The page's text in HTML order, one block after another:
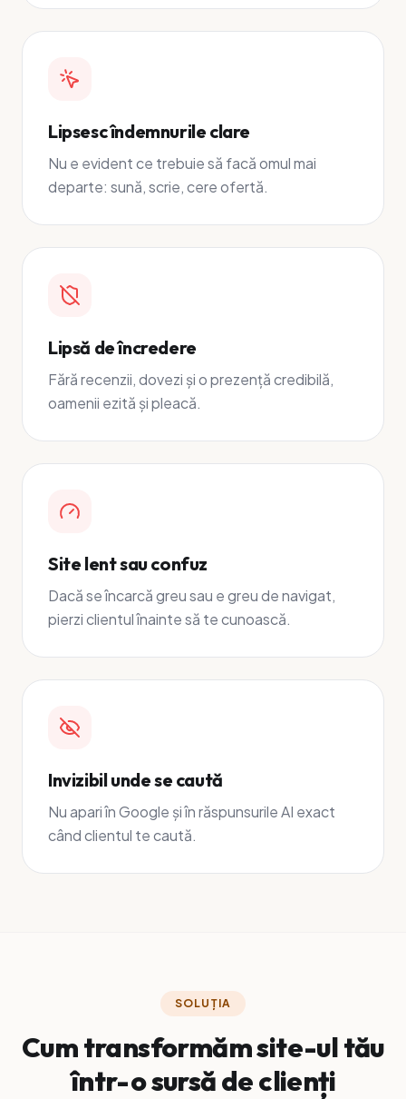
Lipsesc îndemnurile clare
Nu e evident ce trebuie să facă omul mai
departe: sună, scrie, cere ofertă.
Lipsă de încredere
Fără recenzii, dovezi și o prezență credibilă,
oamenii ezită și pleacă.
Site lent sau confuz
Dacă se încarcă greu sau e greu de navigat,
pierzi clientul înainte să te cunoască.
Invizibil unde se caută
Nu apari în Google și în răspunsurile AI exact
când clientul te caută.
SOLUȚIA
Cum transformăm site-ul tău
într-o sursă de clienți